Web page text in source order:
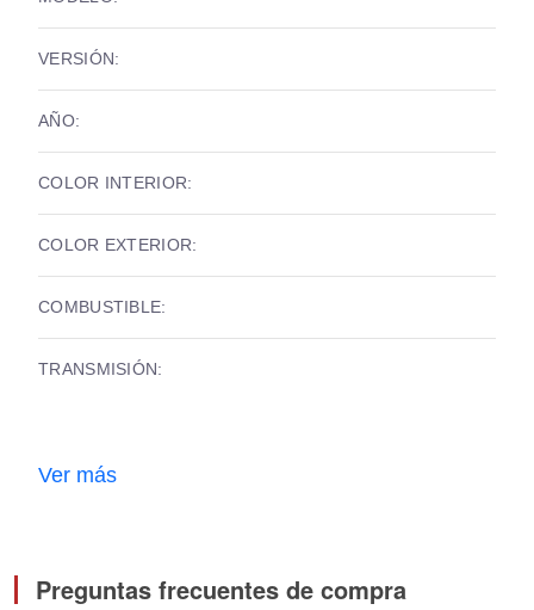
VERSIÓN:
AÑO:
COLOR INTERIOR:
COLOR EXTERIOR:
COMBUSTIBLE:
TRANSMISIÓN:
Ver más
Preguntas frecuentes de compra